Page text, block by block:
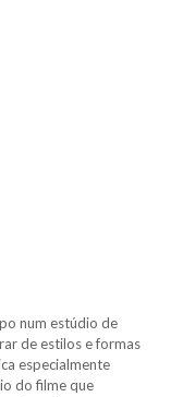
num estúdio de
de estilos e formas
especialmente
do filme que